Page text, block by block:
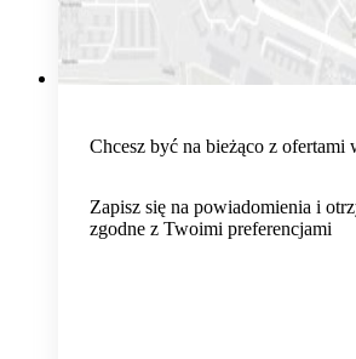
Chcesz być na bieżąco z ofertami
Zapisz się na powiadomienia i
zgodne z Twoimi preferencjami